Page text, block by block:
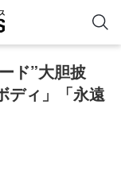
ド”大胆披
ディ」「永遠